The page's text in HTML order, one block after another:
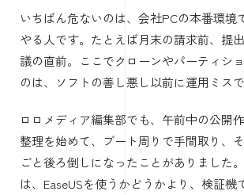
いちばん危ないのは、会社PCの本番環境
やる人です。たとえば月末の請求前、提
議の直前。ここでクローンやパーティシ
のは、ソフトの善し悪し以前に運用ミスで
ロロメディア編集部でも、午前中の公開
整理を始めて、ブート周りで手間取り、
ごと後ろ倒しになったことがありました
は、EaseUSを使うかどうかより、検証機